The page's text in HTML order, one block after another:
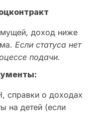
доход ниже
Если статуса нет
подачи.
о доходах
на детей (если